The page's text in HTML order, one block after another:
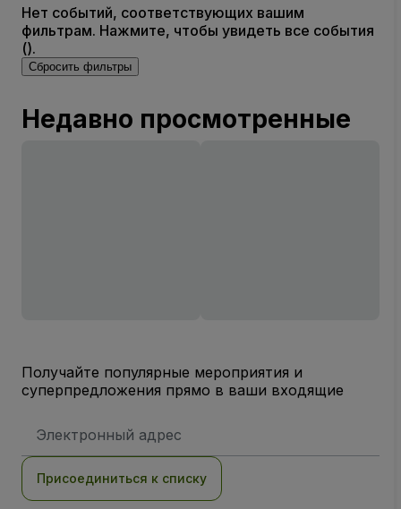
Нет событий, соответствующих вашим
фильтрам. Нажмите, чтобы увидеть все события
().
Сбросить фильтры
Недавно просмотренные
Получайте популярные мероприятия и
суперпредложения прямо в ваши входящие
электронной
Присоединиться к списку